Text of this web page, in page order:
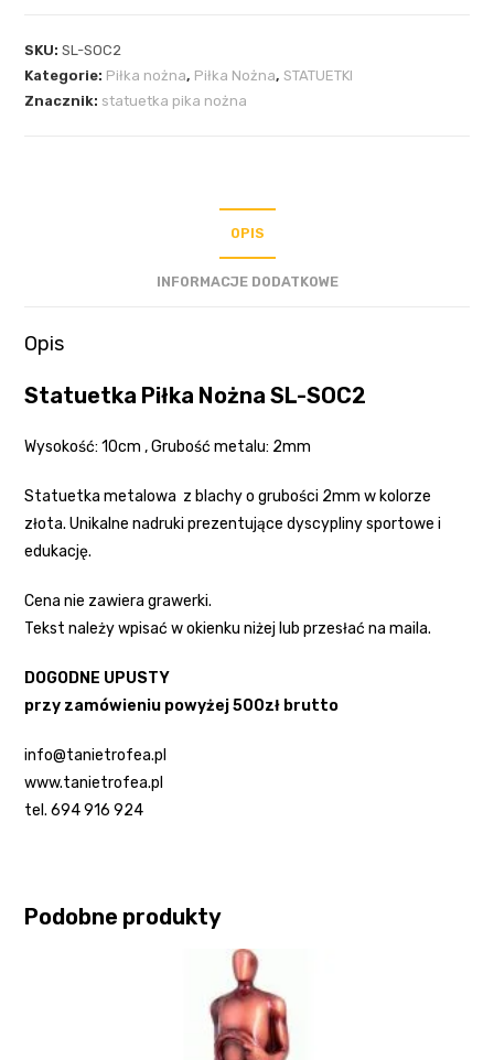
SKU:SL-SOC2
Kategorie: Piłka nożna, Piłka Nożna, STATUETKI
Znacznik: statuetka pika nożna
OPIS
INFORMACJE DODATKOWE
Opis
Statuetka Piłka Nożna SL-SOC2
Wysokość: 10cm , Grubość metalu: 2mm
Statuetka metalowa z blachy o grubości 2mm w kolorze
złota. Unikalne nadruki prezentujące dyscypliny sportowe i
edukację.
Cena nie zawiera grawerki.
Tekst należy wpisać w okienku niżej lub przesłać na maila.
DOGODNE UPUSTY
przy zamówieniu powyżej 500zł brutto
info@tanietrofea.pl
www.tanietrofea.pl
tel. 694 916 924
Podobne produkty